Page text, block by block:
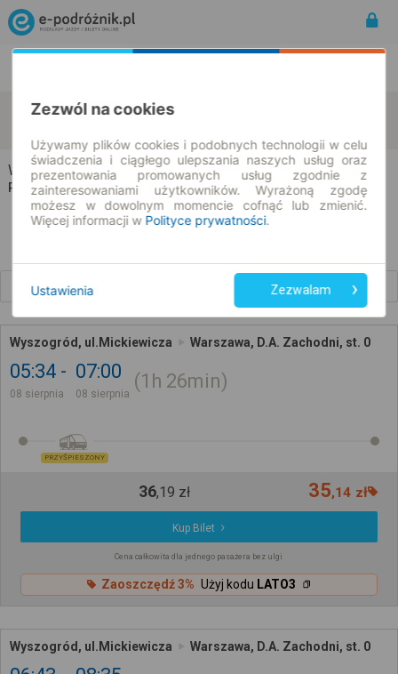
Wyszogród
Warszawa
Wyszogród → Warszawa
Rozkład jazdy i bilety
Wyszogród, ul.Mickiewicza Warszawa, D.A. Zachodni, st. 0
05:34
08 sierpnia
07:00
08 sierpnia
1h 26min
PRZYŚPIESZONY
36,19 zł 35,14 zł
Kup Bilet
Cena całkowita dla jednego pasażera bez ulgi
Zaoszczędź 3% Użyj kodu LATO3
Wyszogród, ul.Mickiewicza Warszawa, D.A. Zachodni, st. 0
Zezwól na cookies
Używamy plików cookies i podobnych technologii w celu
świadczenia i ciągłego ulepszania naszych usług oraz
prezentowania promowanych usług zgodnie z
zainteresowaniami użytkowników. Wyrażoną zgodę
możesz w dowolnym momencie cofnąć lub zmienić.
Więcej informacji w Polityce prywatności.
Ustawienia Zezwalam